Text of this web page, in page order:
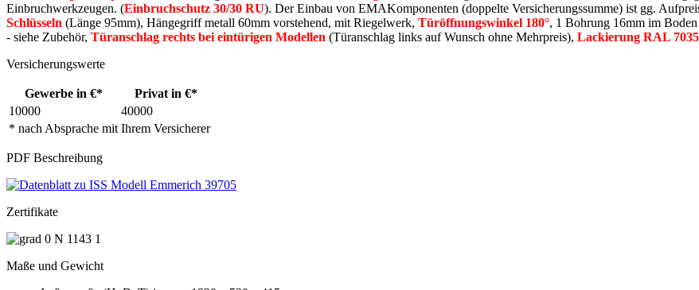
Einbruchwerkzeugen. (Einbruchschutz 30/30 RU). Der Einbau von EMAKomponenten (doppelte Versicherungssumme) ist gg.
Schlüsseln (Länge 95mm), Hängegriff metall 60mm vorstehend, mit Riegelwerk, Türöffnungswinkel 180°, 1 Bohrung 16mm im
- siehe Zubehör, Türanschlag rechts bei eintürigen Modellen (Türanschlag links auf Wunsch ohne Mehrpreis), Lackierung RAL 7035
Versicherungswerte
Gewerbe in €* Privat in €*
* nach Absprache mit Ihrem Versicherer
10000 40000
PDF Beschreibung
Zertifikate
Maße und Gewicht